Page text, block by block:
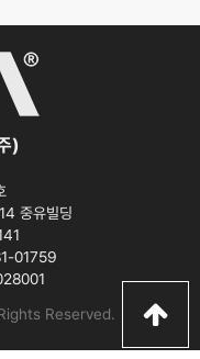
)
중유빌딩
01759
Reserved.